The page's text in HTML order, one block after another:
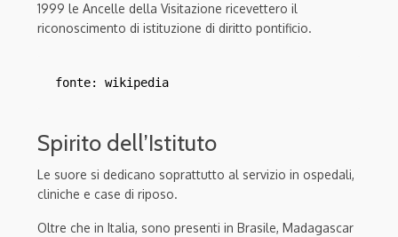
1999 le Ancelle della Visitazione ricevettero il
riconoscimento di istituzione di diritto pontificio.
fonte: wikipedia
Spirito dell’Istituto
Le suore si dedicano soprattutto al servizio in ospedali,
cliniche e case di riposo.
Oltre che in Italia, sono presenti in Brasile, Madagascar